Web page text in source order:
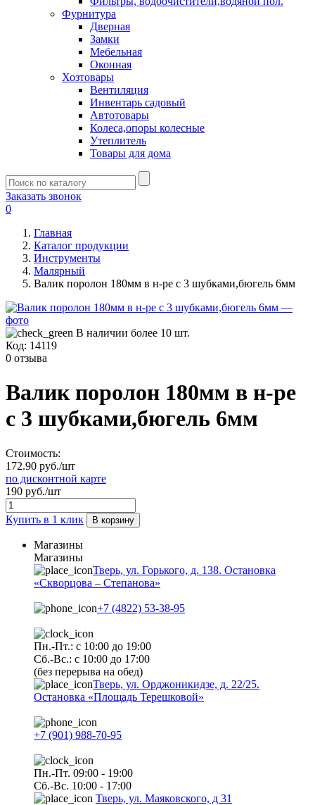
Фурнитура
Дверная
Замки
Мебельная
Оконная
Хозтовары
Вентиляция
Инвентарь садовый
Автотовары
Колеса,опоры колесные
Утеплитель
Товары для дома
Заказать звонок
0
Главная
Каталог продукции
Инструменты
Малярный
Валик поролон 180мм в н-ре с 3 шубками,бюгель 6мм
В наличии более 10 шт.
Код: 14119
0 отзыва
Валик поролон 180мм в н-ре
с 3 шубками,бюгель 6мм
Стоимость:
172.90 руб./шт
по дисконтной карте
190 руб./шт
Купить в 1 клик В корзину
Магазины
Магазины
Тверь, ул. Горького, д. 138. Остановка
«Скворцова – Степанова»
+7 (4822) 53-38-95
Пн.-Пт.: с 10:00 до 19:00
Сб.-Вс.: с 10:00 до 17:00
(без перерыва на обед)
Тверь, ул. Орджоникидзе, д. 22/25.
Остановка «Площадь Терешковой»
+7 (901) 988-70-95
Пн.-Пт. 09:00 - 19:00
Сб.-Вс. 10:00 - 17:00
Тверь, ул. Маяковского, д 31